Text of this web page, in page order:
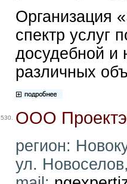
Организация
спектр услуг
досудебной и
различных
530. ООО
регион:
ул.